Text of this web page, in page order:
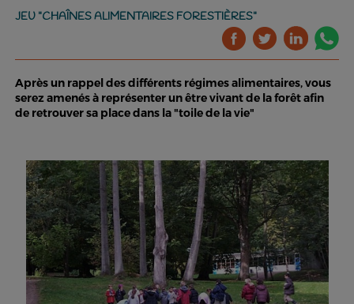
JEU "CHAÎNES ALIMENTAIRES FORESTIÈRES"
Après un rappel des différents régimes alimentaires, vous
serez amenés à représenter un être vivant de la forêt afin
de retrouver sa place dans la "toile de la vie"